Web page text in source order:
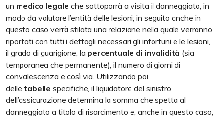
un medico legale che sottoporrà a visita il danneggiato, in
modo da valutare l’entità delle lesioni; in seguito anche in
questo caso verrà stilata una relazione nella quale verranno
riportati con tutti i dettagli necessari gli infortuni e le lesioni,
il grado di guarigione, la percentuale di invalidità (sia
temporanea che permanente), il numero di giorni di
convalescenza e così via. Utilizzando poi
delle tabelle specifiche, il liquidatore del sinistro
dell’assicurazione determina la somma che spetta al
danneggiato a titolo di risarcimento e, anche in questo caso,